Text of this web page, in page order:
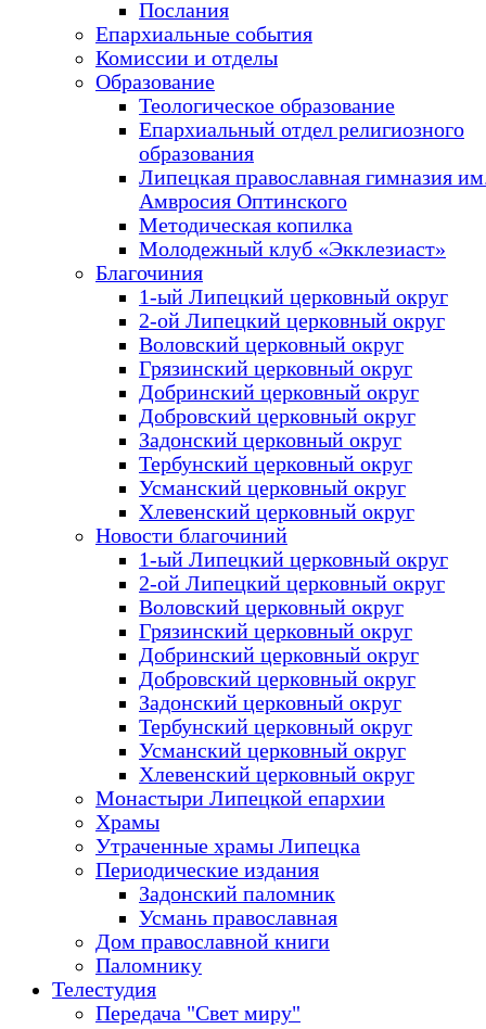
Послания
Епархиальные события
Комиссии и отделы
Образование
Теологическое образование
Епархиальный отдел религиозного
образования
Липецкая православная гимназия
Амвросия Оптинского
Методическая копилка
Молодежный клуб «Экклезиаст»
Благочиния
1-ый Липецкий церковный округ
2-ой Липецкий церковный округ
Воловский церковный округ
Грязинский церковный округ
Добринский церковный округ
Добровский церковный округ
Задонский церковный округ
Тербунский церковный округ
Усманский церковный округ
Хлевенский церковный округ
Новости благочиний
1-ый Липецкий церковный округ
2-ой Липецкий церковный округ
Воловский церковный округ
Грязинский церковный округ
Добринский церковный округ
Добровский церковный округ
Задонский церковный округ
Тербунский церковный округ
Усманский церковный округ
Хлевенский церковный округ
Монастыри Липецкой епархии
Храмы
Утраченные храмы Липецка
Периодические издания
Задонский паломник
Усмань православная
Дом православной книги
Паломнику
Телестудия
Передача "Свет миру"